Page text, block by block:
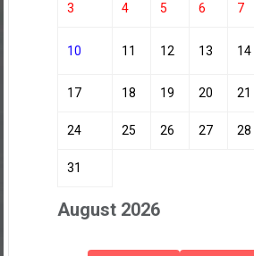
August 2026
3 4 5 6 7
10 11 12 13 14
17 18 19 20 21
24 25 26 27 28
31